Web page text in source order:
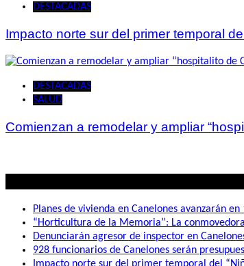
DESTACADAS
Impacto norte sur del primer temporal
DESTACADAS
SALUD
Comienzan a remodelar y ampliar
Planes de vivienda en Canelones avanzarán
“Horticultura de la Memoria”: La
Denunciarán agresor de inspector en
928 funcionarios de Canelones serán
Impacto norte sur del primer temporal del